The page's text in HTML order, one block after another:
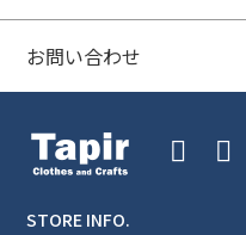
お問い合わせ
STORE INFO.